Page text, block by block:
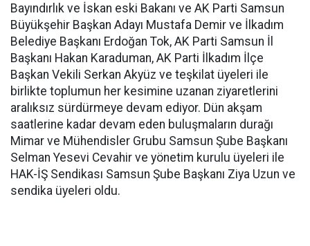
Bayındırlık ve İskan eski Bakanı ve AK Parti Samsun
Büyükşehir Başkan Adayı Mustafa Demir ve İlkadım
Belediye Başkanı Erdoğan Tok, AK Parti Samsun İl
Başkanı Hakan Karaduman, AK Parti İlkadım İlçe
Başkan Vekili Serkan Akyüz ve teşkilat üyeleri ile
birlikte toplumun her kesimine uzanan ziyaretlerini
aralıksız sürdürmeye devam ediyor. Dün akşam
saatlerine kadar devam eden buluşmaların durağı
Mimar ve Mühendisler Grubu Samsun Şube Başkanı
Selman Yesevi Cevahir ve yönetim kurulu üyeleri ile
HAK-İŞ Sendikası Samsun Şube Başkanı Ziya Uzun ve
sendika üyeleri oldu.